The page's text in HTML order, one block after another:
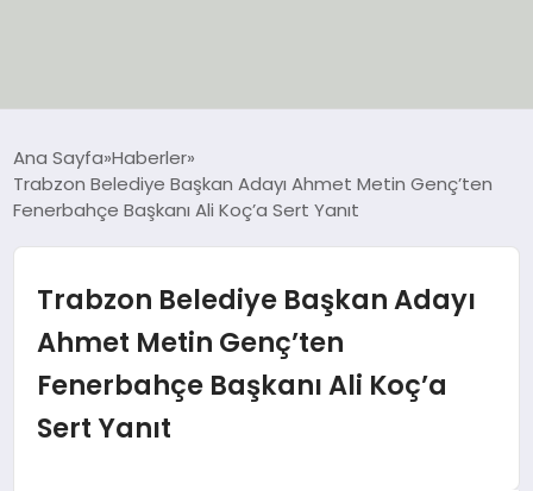
EKONOMİ
SPOR
Ana Sayfa Haberler
Trabzon Belediye Başkan Adayı Ahmet Metin Genç’ten
Fenerbahçe Başkanı Ali Koç’a Sert Yanıt
Trabzon Belediye Başkan Adayı
Ahmet Metin Genç’ten
Fenerbahçe Başkanı Ali Koç’a
Sert Yanıt